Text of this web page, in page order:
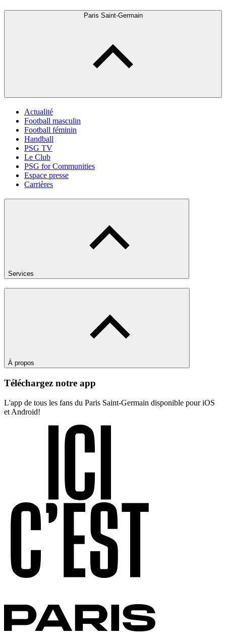
Paris Saint-Germain
Actualité
Football masculin
Football féminin
Handball
PSG TV
Le Club
PSG for Communities
Espace presse
Carrières
Services
À propos
Téléchargez notre app
L'app de tous les fans du Paris Saint-Germain disponible pour iOS
et Android!